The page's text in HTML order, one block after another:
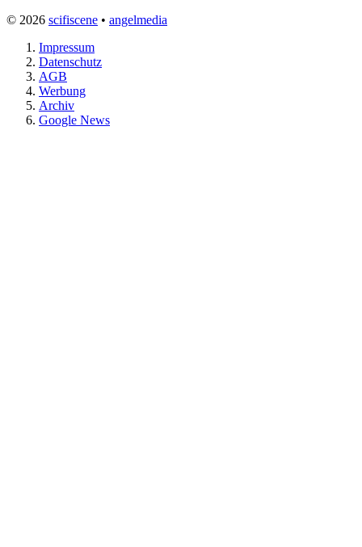
© 2026 scifiscene • angelmedia
Impressum
Datenschutz
AGB
Werbung
Archiv
Google News